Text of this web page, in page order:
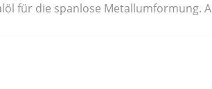
für die spanlose Metallumformung.